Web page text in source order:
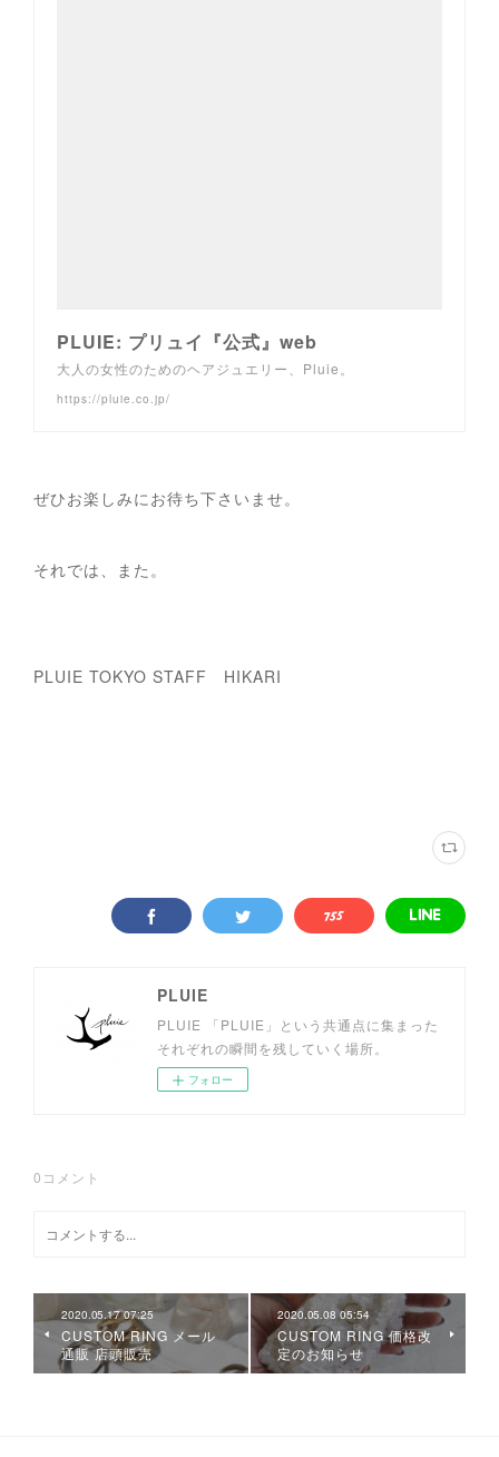
PLUIE: プリュイ『公式』web
大人の女性のためのヘアジュエリー、Pluie。
https://pluie.co.jp/
ぜひお楽しみにお待ち下さいませ。
それでは、また。
PLUIE TOKYO STAFF HIKARI
PLUIE
PLUIE 「PLUIE」という共通点に集まった
それぞれの瞬間を残していく場所。
フォロー
0 コメント
2020.05.17 07:25
CUSTOM RING メール
通販 店頭販売
2020.05.08 05:54
CUSTOM RING 価格改
定のお知らせ